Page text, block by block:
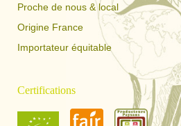
Proche de nous & local
Origine France
Importateur équitable
Certifications